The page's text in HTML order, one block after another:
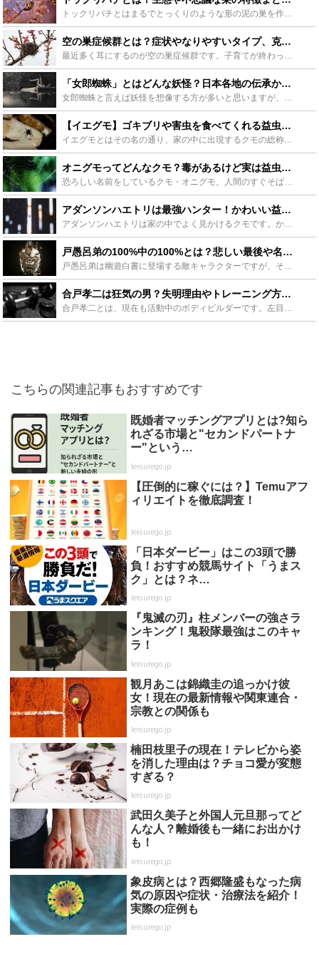
空の巣症候群とは？症状やなりやすいタイプ、克服方法をご紹介！ - Leisurego(レジャーゴー)
「女郎蜘蛛」とはどんな妖怪？日本各地の伝承からその姿や特徴に迫る！ - Leisurego(レジャーゴー)
【イエグモ】ゴキブリや害虫を食べてくれる益虫の生態や種類、特徴まとめ - Leisurego(レジャーゴー)
オニグモってどんなクモ？毒があるけど実は益虫？その疑問にお答えします！ - Leisurego(レジャーゴー)
アダンソンハエトリは最強ハンター！かわいい益虫の特徴や生態まとめ - Leisurego(レジャーゴー)
戸愚呂弟の100%中の100%とは？悲しい最後や名言集を紹介！ - Leisurego(レジャーゴー)
合戸孝二は狂気の男？失明理由やトレーニング方法とは？奥さんはいる？ - Leisurego(レジャーゴー)
こちらの関連記事もおすすめです
既婚者マッチングアプリとは?知ら
れざる市場と"セカンドパートナ
ー"という…
leisurego.jp
【圧倒的に稼ぐには？】Temuアフ
ィリエイトを徹底調査！
leisurego.jp
「日本ダービー」はこの3頭で勝
負！おすすめ競馬サイト「うまス
ク」とは？ネ…
leisurego.jp
『鬼滅の刃』柱メンバーの強さラ
ンキング！鬼殺隊最強はこのキャ
ラ！
leisurego.jp
観月あこは錦織圭の追っかけ彼
女！現在の最新情報や関東連合・
宗教との関係も
leisurego.jp
楠田枝里子の現在！テレビから姿
を消した理由は？チョコ愛が変態
すぎる？
leisurego.jp
武田久美子と外国人元旦那ってど
んな人？離婚後も一緒にお出かけ
も！
leisurego.jp
象皮病とは？西郷隆盛もなった病
気の原因や症状・治療法を紹介！
実際の症例も
leisurego.jp